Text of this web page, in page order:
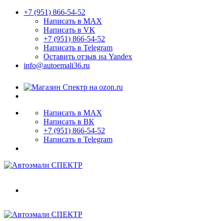
+7 (951) 866-54-52
Написать в MAX
Написать в VK
+7 (951) 866-54-52
Написать в Telegram
Оставить отзыв на Yandex
info@autoemali36.ru
Написать в MAX
Написать в ВК
+7 (951) 866-54-52
Написать в Telegram